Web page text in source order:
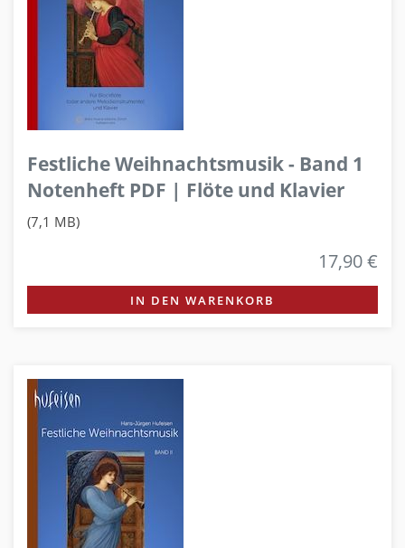
Festliche Weihnachtsmusik - Band 1
Notenheft PDF | Flöte und Klavier
(7,1 MB)
17,90 €
IN DEN WARENKORB